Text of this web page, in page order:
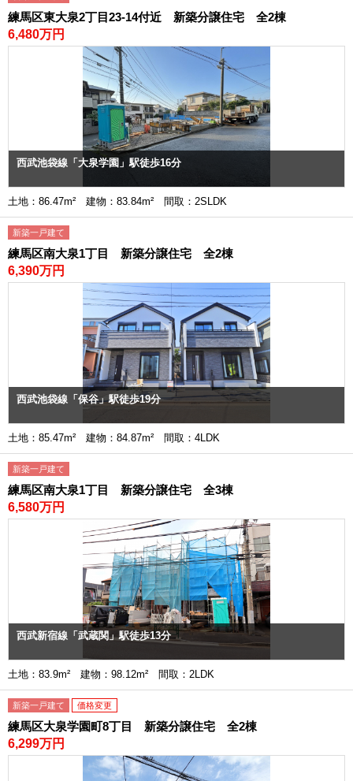
練馬区東大泉2丁目23-14付近 新築分譲住宅 全2棟
6,480万円
西武池袋線「大泉学園」駅徒歩16分
土地：86.47m² 建物：83.84m² 間取：2SLDK
新築一戸建て
練馬区南大泉1丁目 新築分譲住宅 全2棟
6,390万円
西武池袋線「保谷」駅徒歩19分
土地：85.47m² 建物：84.87m² 間取：4LDK
新築一戸建て
練馬区南大泉1丁目 新築分譲住宅 全3棟
6,580万円
西武新宿線「武蔵関」駅徒歩13分
土地：83.9m² 建物：98.12m² 間取：2LDK
新築一戸建て 価格変更
練馬区大泉学園町8丁目 新築分譲住宅 全2棟
6,299万円